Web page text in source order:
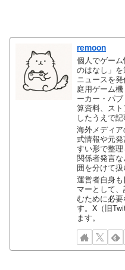
remoon
個人でゲー
のはなし」
ニュースを
庭用ゲーム
ーカー・パ
算資料、ス
したうえで記
海外メディ
式情報や元
すい形で整理
関係者発言
囲を分けて扱
運営者自身
マーとして
むために必
す。X（旧
ます。